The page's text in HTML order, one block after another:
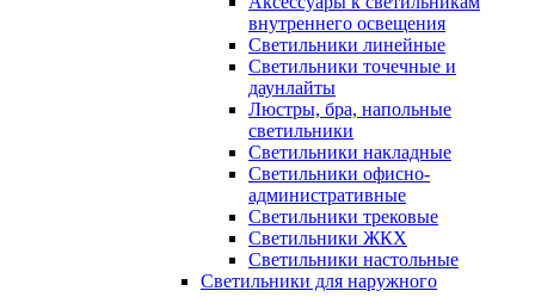
внутреннего освещения
Светильники линейные
Светильники точечные и
даунлайты
Люстры, бра, напольные
светильники
Светильники накладные
Светильники офисно-
административные
Светильники трековые
Светильники ЖКХ
Светильники настольные
Светильники для наружного